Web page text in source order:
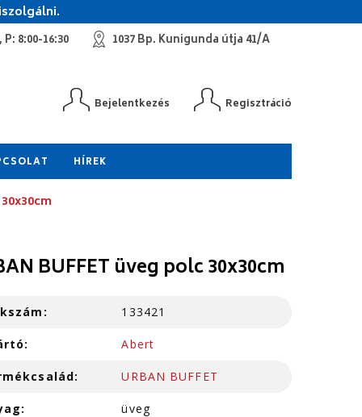
8:00-16:30 1037 Bp. Kunigunda útja 41/A
Bejelentkezés Regisztráció
HÍREK
BUFFET üveg polc 30x30cm
133421
Abert
URBAN BUFFET
üveg